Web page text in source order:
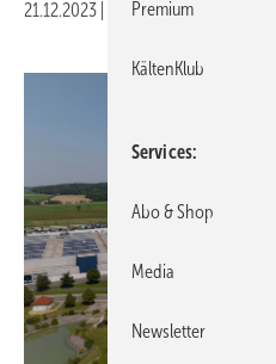
21.12.2023 Druckvorschau
Premium
KältenKlub
Services
Abo & Shop
Media
Newsletter